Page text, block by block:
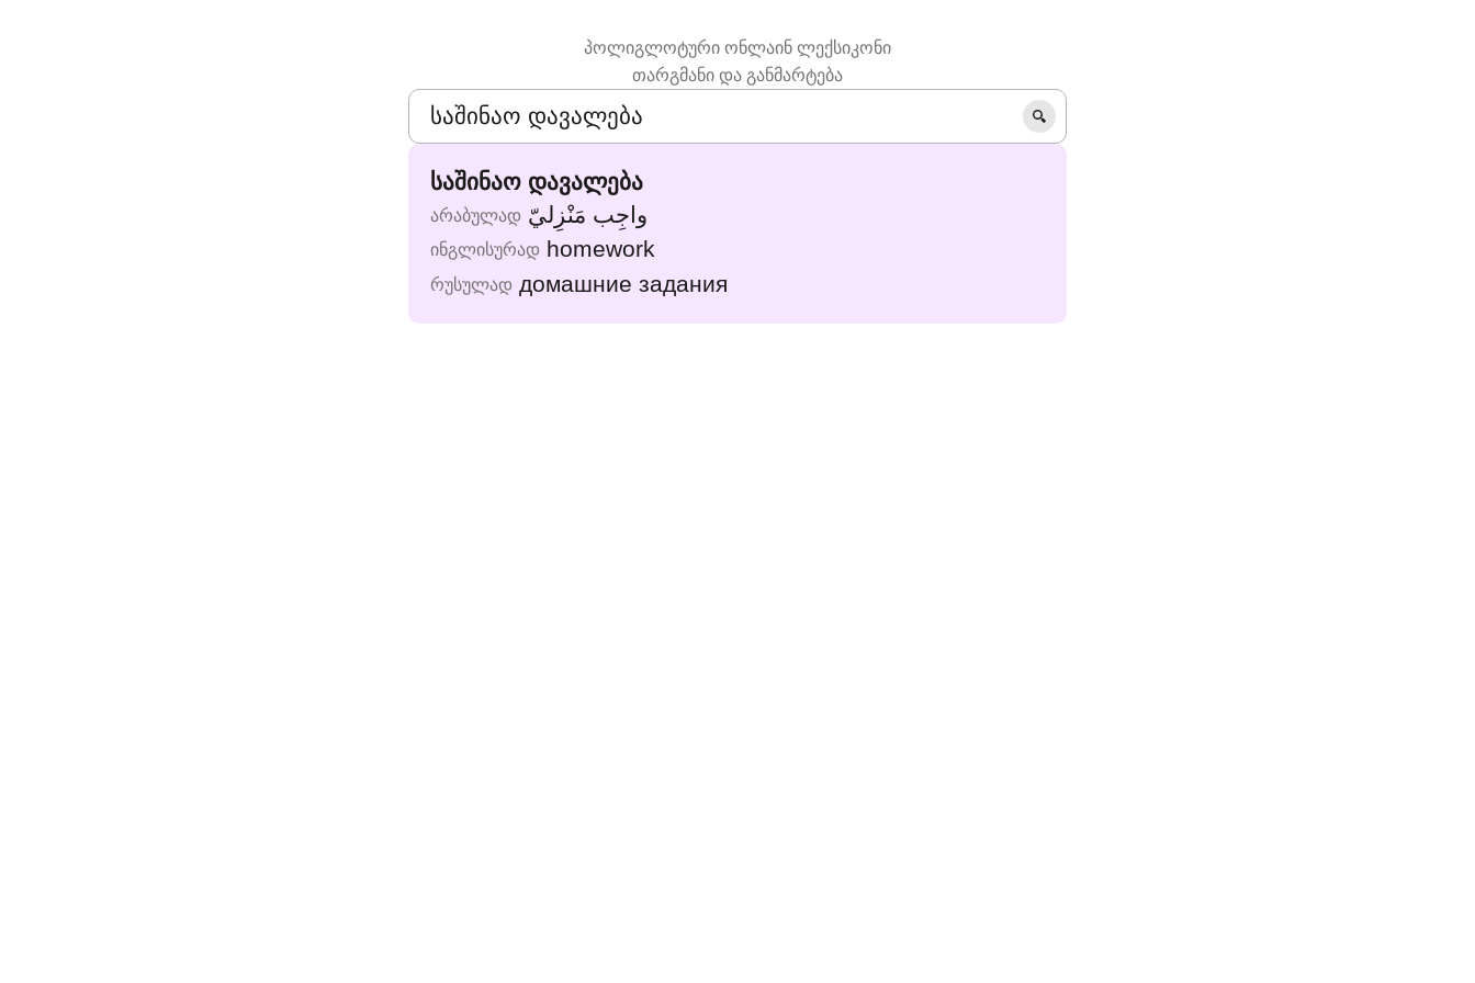
პოლიგლოტური ონლაინ ლექსიკონი
თარგმანი და განმარტება
საშინაო დავალება
არაბულად واجِب مَنْزِليّ
ინგლისურად homework
რუსულად домашние задания